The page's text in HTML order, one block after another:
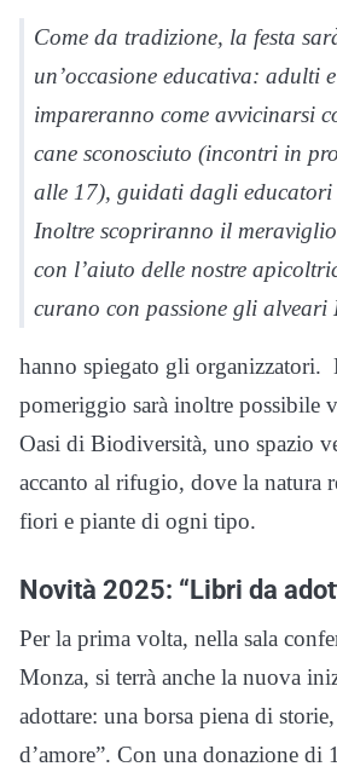
Come da tradizione, la festa
un’occasione educativa: adulti
impareranno come avvicinarsi
cane sconosciuto (incontri in
alle 17), guidati dagli
Inoltre scopriranno il
con l’aiuto delle nostre
curano con passione gli alveari
hanno spiegato gli organizzatori.
pomeriggio sarà inoltre possibile
Oasi di Biodiversità, uno spazio
accanto al rifugio, dove la natura
fiori e piante di ogni tipo.
Novità 2025: “Libri da
Per la prima volta, nella sala
Monza, si terrà anche la nuova
adottare: una borsa piena di
d’amore”. Con una donazione di